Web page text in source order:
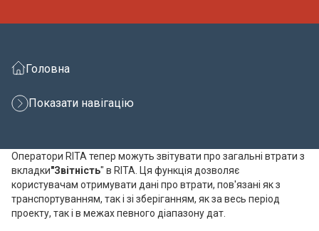
Головна
Показати навігацію
Оператори RITA тепер можуть звітувати про загальні втрати з
вкладки"Звітність" в RITA. Ця функція дозволяє
користувачам отримувати дані про втрати, пов'язані як з
транспортуванням, так і зі зберіганням, як за весь період
проекту, так і в межах певного діапазону дат.